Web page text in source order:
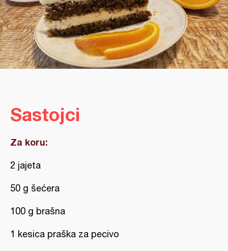
Sastojci
Za koru:
2 jajeta
50 g šećera
100 g brašna
1 kesica praška za pecivo